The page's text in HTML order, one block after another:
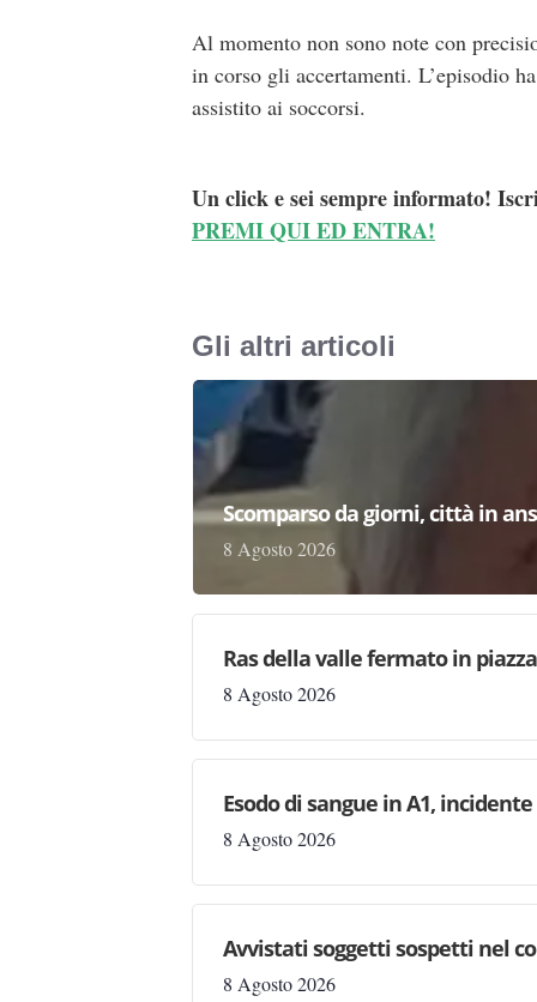
Al momento non sono note con
in corso gli accertamenti. L’episodio
assistito ai soccorsi.
Un click e sei sempre informato!
PREMI QUI ED ENTRA!
Gli altri articoli
Scomparso da giorni, città in
8 Agosto 2026
Ras della valle fermato in
8 Agosto 2026
Esodo di sangue in A1,
8 Agosto 2026
Avvistati soggetti sospetti nel
8 Agosto 2026